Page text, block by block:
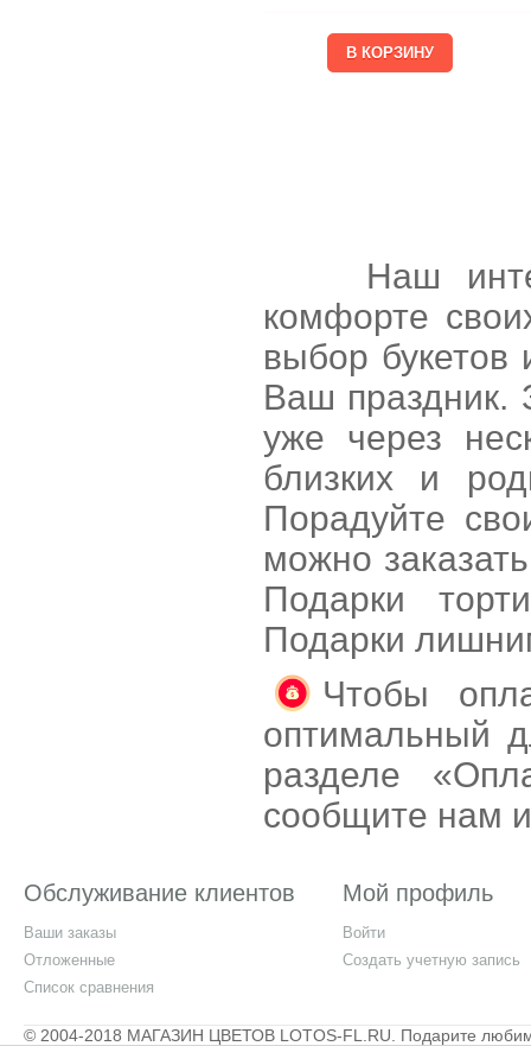
Наш
комфорте
выбор букетов
Ваш праздник.
уже через
близких и
Порадуйте
можно
Подарки
Подарки
Чтобы
оптимальный
разделе
сообщите нам
Обслуживание клиентов
Ваши заказы
Отложенные
Список сравнения
Мой профиль
Войти
Создать учетную запись
© 2004-2018 МАГАЗИН ЦВЕТОВ LOTOS-FL.RU. Подарите